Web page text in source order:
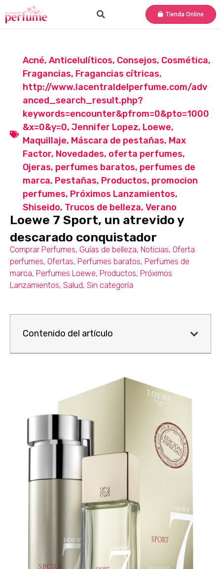
Tienda Online
Acné, Anticelulíticos, Consejos, Cosmética,
Fragancias, Fragancias cítricas,
http://www.lacentraldelperfume.com/adv
anced_search_result.php?
keywords=encounter&pfrom=0&pto=1000
&x=0&y=0, Jennifer Lopez, Loewe,
Maquillaje, Máscara de pestañas, Max
Factor, Novedades, oferta perfumes,
Ojeras, perfumes baratos, perfumes de
marca, Pestañas, Productos, promocion
perfumes, Próximos Lanzamientos,
Shiseido, Trucos de belleza, Verano
Loewe 7 Sport, un atrevido y
descarado conquistador
Comprar Perfumes, Guías de belleza, Noticias, Oferta
perfumes, Ofertas, Perfumes baratos, Perfumes de
marca, Perfumes Loewe, Productos, Próximos
Lanzamientos, Salud, Sin categoría
Contenido del artículo